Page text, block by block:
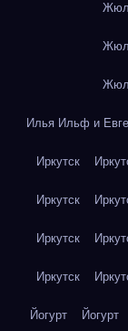
Илья Ильф и
Иркутск
Иркутск
Иркутск
Иркутск
Йогурт Йогурт